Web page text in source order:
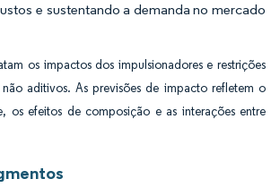
e sustentando a demanda no mercado
os impactos dos impulsionadores e restrições
aditivos. As previsões de impacto refletem o
os efeitos de composição e as interações entre